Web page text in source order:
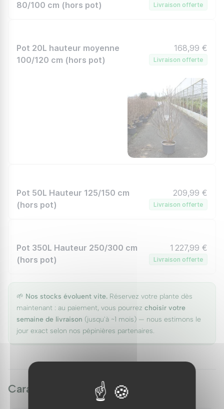
80/100 cm (hors pot) Livraison offerte
Pot 20L hauteur moyenne
100/120 cm (hors pot)
168,99 €
Livraison offerte
Pot 50L Hauteur 125/150 cm
(hors pot)
209,99 €
Livraison offerte
Pot 350L Hauteur 250/300 cm
(hors pot)
1 227,99 €
Livraison offerte
🌱 Nos stocks évoluent vite. Réservez votre plante dès
maintenant : au paiement, vous pourrez choisir votre
semaine de livraison (jusqu'à ~1 mois) — nous estimons le
jour exact selon nos pépinières partenaires.
Caractéristiques